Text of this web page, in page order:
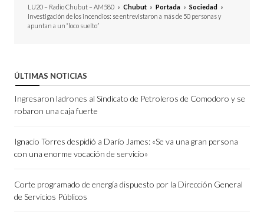
LU20 – Radio Chubut – AM580 » Chubut » Portada » Sociedad »
Investigación de los incendios: se entrevistaron a más de 50 personas y
apuntan a un “loco suelto”
ÚLTIMAS NOTICIAS
Ingresaron ladrones al Sindicato de Petroleros de Comodoro y se
robaron una caja fuerte
Ignacio Torres despidió a Darío James: «Se va una gran persona
con una enorme vocación de servicio»
Corte programado de energía dispuesto por la Dirección General
de Servicios Públicos